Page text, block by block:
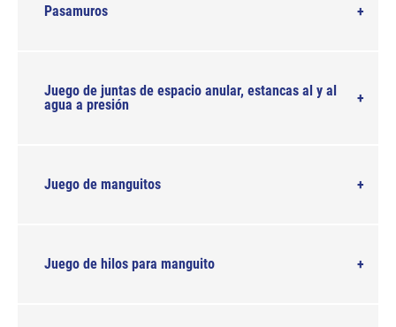
Pasamuros
Juego de juntas de espacio anular, estancas al y al
agua a presión
Juego de manguitos
Juego de hilos para manguito